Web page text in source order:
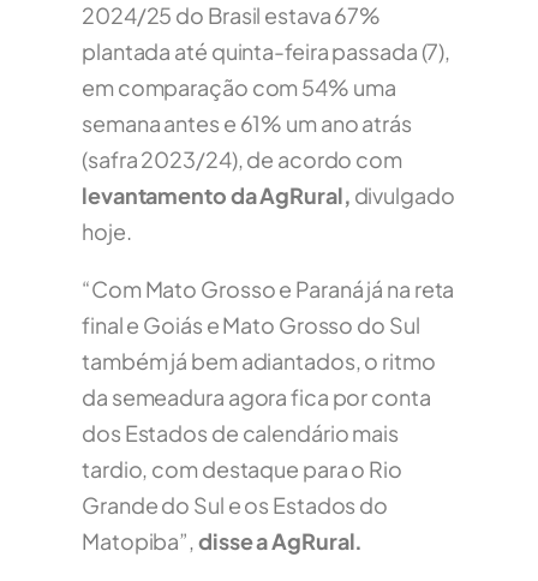
2024/25 do Brasil estava 67%
plantada até quinta-feira passada (7),
em comparação com 54% uma
semana antes e 61% um ano atrás
(safra 2023/24), de acordo com
levantamento da AgRural, divulgado
hoje.
“Com Mato Grosso e Paraná já na reta
final e Goiás e Mato Grosso do Sul
também já bem adiantados, o ritmo
da semeadura agora fica por conta
dos Estados de calendário mais
tardio, com destaque para o Rio
Grande do Sul e os Estados do
Matopiba”,disse a AgRural.